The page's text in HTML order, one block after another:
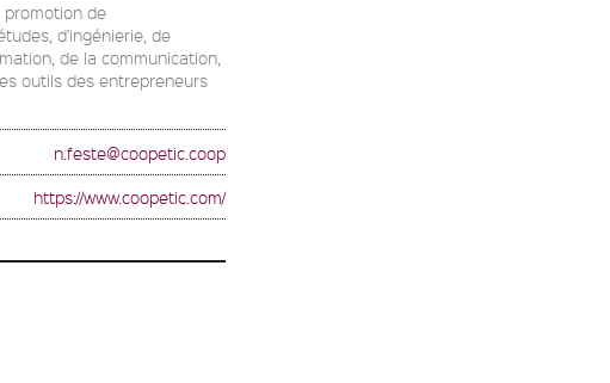
promotion de
d'ingénierie, de
de la communication,
outils des entrepreneurs
n.feste@coopetic.coop
https://www.coopetic.com/